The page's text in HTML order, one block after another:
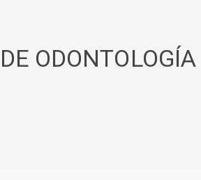
ODONTOLOGÍA